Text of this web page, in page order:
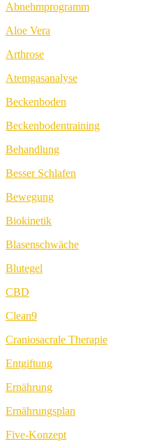
Abnehmprogramm
Aloe Vera
Arthrose
Atemgasanalyse
Beckenboden
Beckenbodentraining
Behandlung
Besser Schlafen
Bewegung
Biokinetik
Blasenschwäche
Blutegel
CBD
Clean9
Craniosacrale Therapie
Entgiftung
Ernährung
Ernährungsplan
Five-Konzept